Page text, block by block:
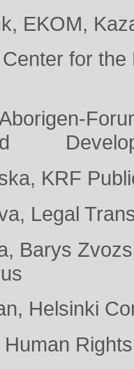
EKOM,
for
KRF
Legal
Barys
Helsinki